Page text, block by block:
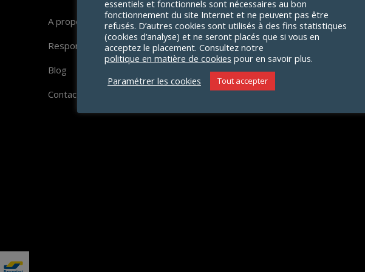
A propos
Responsabilité sociétale
Blog
Contact
essentiels et fonctionnels sont nécessaires au bon
fonctionnement du site Internet et ne peuvent pas être
refusés. D’autres cookies sont utilisés à des fins statistiques
(cookies d’analyse) et ne seront placés que si vous en
acceptez le placement. Consultez notre
politique en matière de cookies pour en savoir plus.
Paramétrer les cookies
Tout accepter